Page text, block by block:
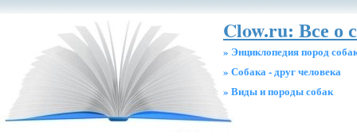
Clow.ru: Все о
» Энциклопедия пород
» Собака - друг человека
» Виды и породы собак